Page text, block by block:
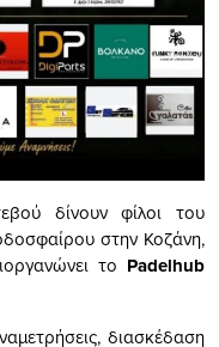
δίνουν φίλοι του
στην Κοζάνη,
το Padelhub
διασκέδαση